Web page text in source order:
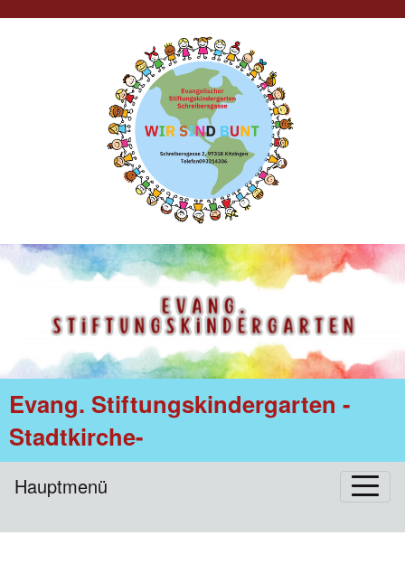
Evang. Stiftungskindergarten -
Stadtkirche-
Hauptmenü